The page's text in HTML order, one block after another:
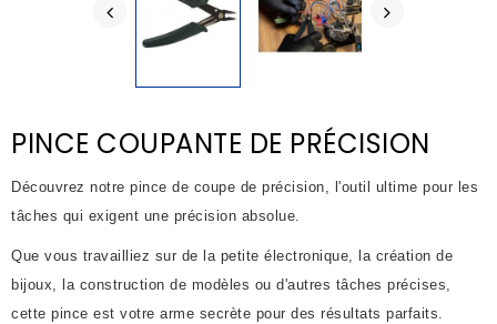
PINCE COUPANTE DE PRÉCISION
Découvrez notre pince de coupe de précision, l'outil ultime pour les
tâches qui exigent une précision absolue.
Que vous travailliez sur de la petite électronique, la création de
bijoux, la construction de modèles ou d'autres tâches précises,
cette pince est votre arme secrète pour des résultats parfaits.